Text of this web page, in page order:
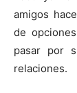
amigos
de
pasar por
relaciones.